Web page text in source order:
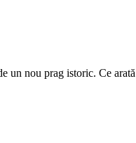
un nou prag istoric. Ce